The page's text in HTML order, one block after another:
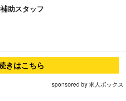
助スタッフ
きはこちら
sponsored by 求人ボックス